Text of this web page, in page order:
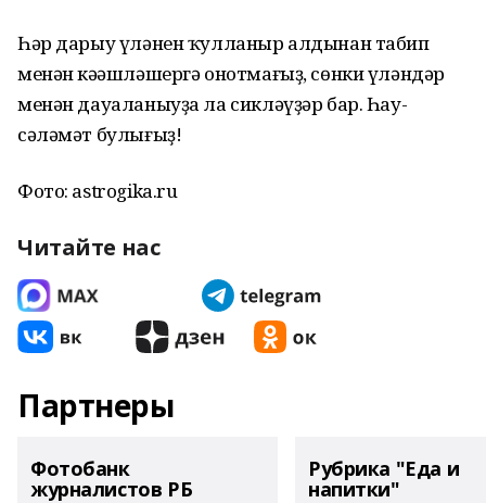
Һәр дарыу үләнен ҡулланыр алдынан табип
менән кәңәшләшергә онотмағыҙ, сөнки үләндәр
менән дауаланыуҙа ла сикләүҙәр бар. Һау-
сәләмәт булығыҙ!
Фото: astrogika.ru
Читайте нас
Партнеры
Фотобанк
журналистов РБ
Рубрика "Еда и
напитки"